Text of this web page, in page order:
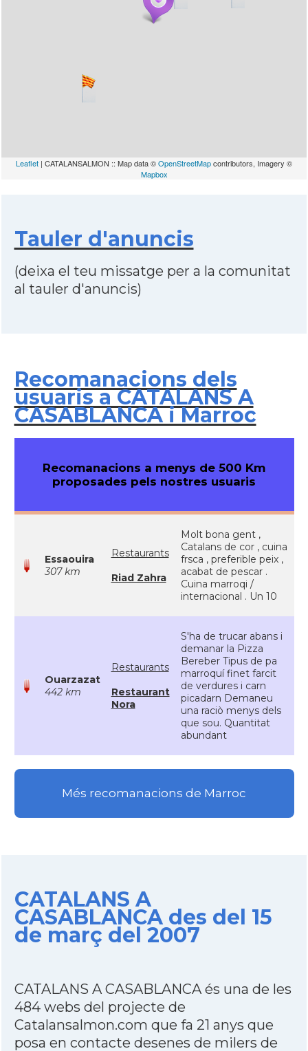
Leaflet | CATALANSALMON :: Map data ©OpenStreetMapcontributors, Imagery ©
Mapbox
Tauler d'anuncis
(deixa el teu missatge per a la comunitat
al tauler d'anuncis)
Recomanacions dels
usuaris a CATALANS A
CASABLANCA i Marroc
Recomanacions a menys de 500 Km
proposades pels nostres usuaris
Essaouira
307 km
Restaurants
Riad Zahra
Molt bona gent ,
Catalans de cor , cuina
frsca , preferible peix ,
acabat de pescar .
Cuina marroqi /
internacional . Un 10
Ouarzazat
442 km
Restaurants
Restaurant
Nora
S'ha de trucar abans i
demanar la Pizza
Bereber Tipus de pa
marroquí finet farcit
de verdures i carn
picadarn Demaneu
una raciò menys dels
que sou. Quantitat
abundant
Més recomanacions de Marroc
CATALANS A
CASABLANCA des del 15
de març del 2007
CATALANS A CASABLANCA és una de les
484 webs del projecte de
Catalansalmon.com que fa 21 anys que
posa en contacte desenes de milers de